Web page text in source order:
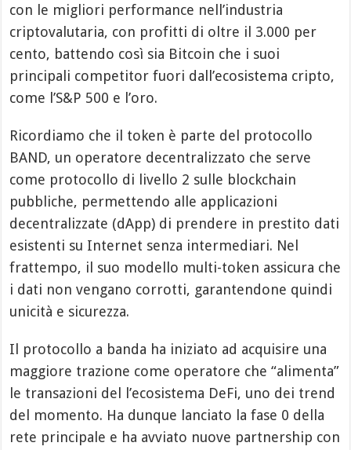
con le migliori performance nell’industria
criptovalutaria, con profitti di oltre il 3.000 per
cento, battendo così sia Bitcoin che i suoi
principali competitor fuori dall’ecosistema cripto,
come l’S&P 500 e l’oro.
Ricordiamo che il token è parte del protocollo
BAND, un operatore decentralizzato che serve
come protocollo di livello 2 sulle blockchain
pubbliche, permettendo alle applicazioni
decentralizzate (dApp) di prendere in prestito dati
esistenti su Internet senza intermediari. Nel
frattempo, il suo modello multi-token assicura che
i dati non vengano corrotti, garantendone quindi
unicità e sicurezza.
Il protocollo a banda ha iniziato ad acquisire una
maggiore trazione come operatore che “alimenta”
le transazioni del l’ecosistema DeFi, uno dei trend
del momento. Ha dunque lanciato la fase 0 della
rete principale e ha avviato nuove partnership con